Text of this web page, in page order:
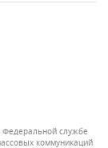
Федеральной службе
коммуникаций